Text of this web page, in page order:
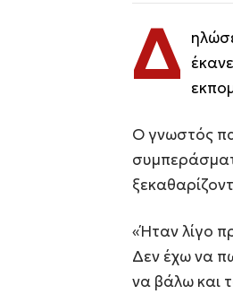
Δ
Ο γνωστός
«Ήταν λίγο
Δεν έχω να
να βάλω και